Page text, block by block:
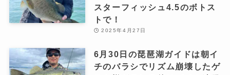
スターフィッシュ4.5のボトス
トで！
2025年4月27日
6月30日の琵琶湖ガイドは朝イ
チのバラシでリズム崩壊したゲ